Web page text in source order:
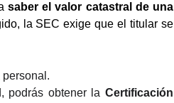
saber el valor catastral de una
la SEC exige que el titular se
personal.
podrás obtener laCertificación